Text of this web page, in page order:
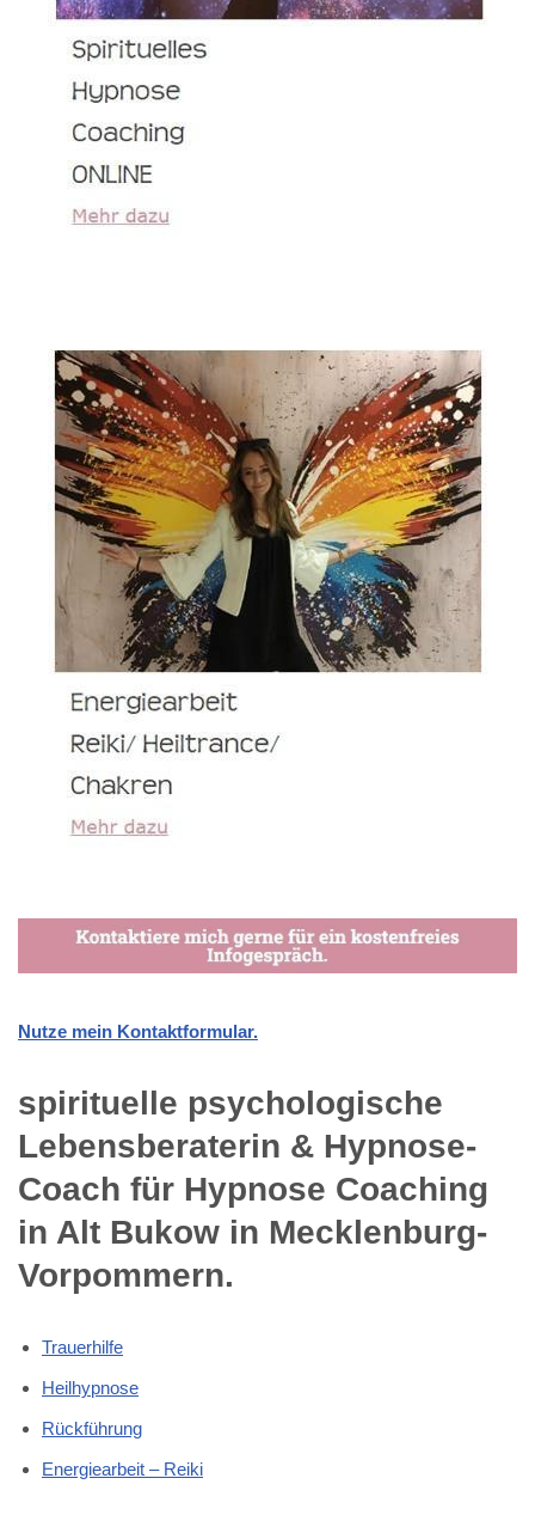
Nutze mein Kontaktformular.
spirituelle psychologische
Lebensberaterin & Hypnose-
Coach für Hypnose Coaching
in Alt Bukow in Mecklenburg-
Vorpommern.
Trauerhilfe
Heilhypnose
Rückführung
Energiearbeit – Reiki